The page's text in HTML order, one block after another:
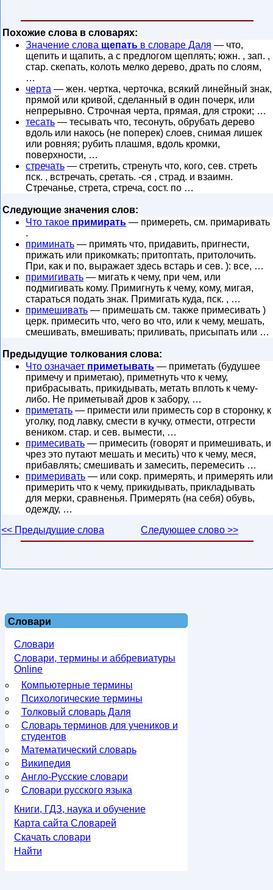
Похожие слова в словарях:
Значение слова щепать в словаре Даля — что,
щепить и щапить, а с предлогом щеплять; южн. , зап. ,
стар. скепать, колоть мелко дерево, драть по слоям,
…
черта — жен. чертка, черточка, всякий линейный знак,
прямой или кривой, сделанный в один почерк, или
непрерывно. Строчная черта, прямая, для строки; …
тесать — тесывать что, тесонуть, обрубать дерево
вдоль или накось (не поперек) слоев, снимая лишек
или ровняя; рубить плашмя, вдоль кромки,
поверхности, …
стречать — стретить, стренуть что, кого, сев. стреть
пск. , встречать, сретать. -ся , страд. и взаимн.
Стречанье, стрета, стреча, сост. по …
Следующие значения слов:
Что такое примирать — примереть, см. примаривать
.
приминать — примять что, придавить, пригнести,
прижать или прикомкать; притоптать, притолочить.
При, как и по, выражает здесь встарь и сев. ): все, …
примигивать — мигать к чему, при чем, или
подмигивать кому. Примигнуть к чему, кому, мигая,
стараться подать знак. Примигать куда, пск. , …
примешивать — примешать см. также примесивать )
церк. примесить что, чего во что, или к чему, мешать,
смешивать, вмешивать; приливать, присыпать или …
Предыдущие толкования слова:
Что означает приметывать — приметать (будушее
примечу и приметаю), приметнуть что к чему,
прибрасывать, прикидывать, метать вплоть к чему-
либо. Не приметывай дров к забору, …
приметать — примести или приместь сор в сторонку, к
уголку, под лавку, смести в кучку, отмести, отгрести
веником. стар. и сев. вымести, …
примесивать — примесить (говорят и примешивать, и
чрез это путают мешать и месить) что к чему, меся,
прибавлять; смешивать и замесить, перемесить …
примеривать — или сокр. примерять, и примерять или
примерить что к чему, прикидывать, прикладывать
для мерки, сравненья. Примерять (на себя) обувь,
одежду, …
<< Предыдущие слова
Следующее слово >>
Словари
Словари
Словари, термины и аббревиатуры
Online
Компьютерные термины
Психологические термины
Толковый словарь Даля
Словарь терминов для учеников и
студентов
Математический словарь
Википедия
Англо-Русские словари
Словари русского языка
Книги, ГДЗ, наука и обучение
Карта сайта Словарей
Скачать словари
Найти